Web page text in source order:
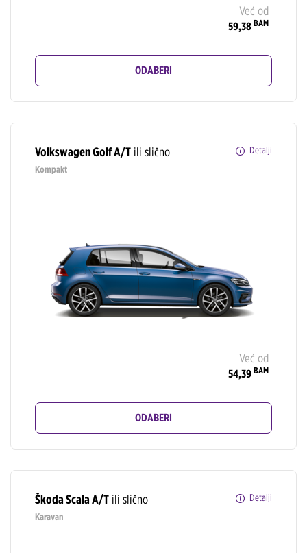
Već od
59,38 BAM
ODABERI
Volkswagen Golf A/T ili slično
Detalji
Kompakt
Već od
54,39 BAM
ODABERI
Škoda Scala A/T ili slično
Detalji
Karavan